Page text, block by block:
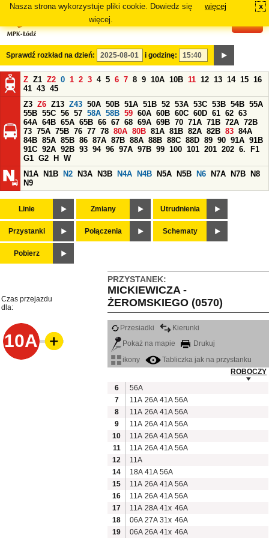
Nasza strona wykorzystuje pliki cookie. Dowiedz się
więcej.
więcej x
Sprawdź rozkład na dzień: i godzinę:
Z Z1 Z2 0 1 2 3 4 5 6 7 8 9 10A 10B 11 12 13 14 15 16
41 43 45
Z3 Z6 Z13 Z43 50A 50B 51A 51B 52 53A 53C 53B 54B 55A
55B 55C 56 57 58A 58B 59 60A 60B 60C 60D 61 62 63
64A 64B 65A 65B 66 67 68 69A 69B 70 71A 71B 72A 72B
73 75A 75B 76 77 78 80A 80B 81A 81B 82A 82B 83 84A
84B 85A 85B 86 87A 87B 88A 88B 88C 88D 89 90 91A 91B
91C 92A 92B 93 94 96 97A 97B 99 100 101 201 202 6.
F1
G1 G2 H
W
N1A
N1B N2 N3A N3B N4A N4B N5A N5B N6 N7A N7B
N8
N9
Linie Zmiany Utrudnienia
Przystanki Połączenia Schematy
Pobierz
PRZYSTANEK:
MICKIEWICZA -
ŻEROMSKIEGO (0570)
Czas przejazdu
dla:
10A
Przesiadki
Kierunki
Pokaż na mapie
Drukuj
ikony
Tabliczka jak na przystanku
ROBOCZY
6
56A
7
11A 26A 41A 56A
8
11A 26A 41A 56A
9
11A 26A 41A 56A
10
11A 26A 41A 56A
11
11A 26A 41A 56A
12
11A
14
18A 41A 56A
15
11A 26A 41A 56A
16
11A 26A 41A 56A
17
11A 28A 41x 46A
18
06A 27A 31x 46A
19
06A 26A 41x 46A